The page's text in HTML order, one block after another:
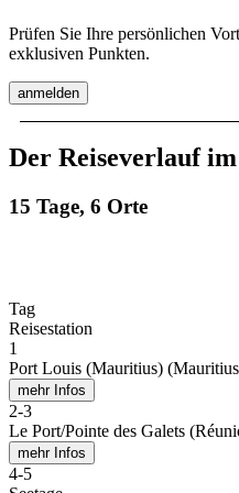
Prüfen Sie Ihre persönlichen
exklusiven Punkten.
anmelden
Der Reiseverlauf
15 Tage, 6 Orte
Tag
Reisestation
1
Port Louis (Mauritius)
mehr Infos
2-3
Le Port/Pointe des Galets
mehr Infos
4-5